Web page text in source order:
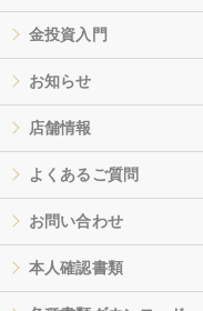
金投資入門
お知らせ
店舗情報
よくあるご質問
お問い合わせ
本人確認書類